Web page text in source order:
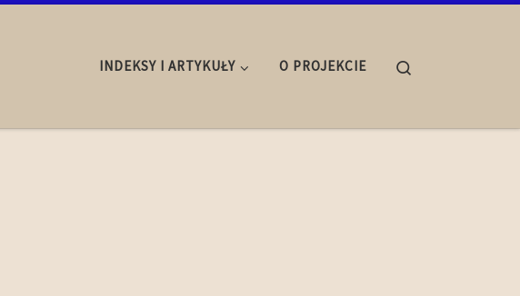
INDEKSY I ARTYKUŁY O PROJEKCIE